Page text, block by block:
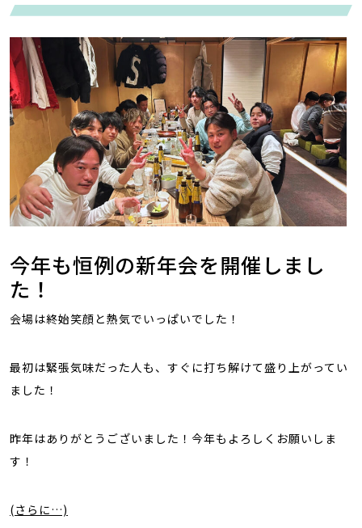
今年も恒例の新年会を開催しまし
た！
会場は終始笑顔と熱気でいっぱいでした！
最初は緊張気味だった人も、すぐに打ち解けて盛り上がってい
ました！
昨年はありがとうございました！今年もよろしくお願いしま
す！
(さらに…)